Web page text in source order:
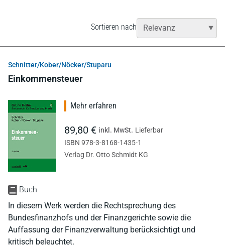
Sortieren nach
Schnitter/Kober/Nöcker/Stuparu
Einkommensteuer
Buch
In diesem Werk werden die Rechtsprechung des
Bundesfinanzhofs und der Finanzgerichte sowie die
Auffassung der Finanzverwaltung berücksichtigt und
kritisch beleuchtet.
Mehr erfahren
89,80 € inkl. MwSt. Lieferbar
ISBN 978-3-8168-1435-1
Verlag Dr. Otto Schmidt KG